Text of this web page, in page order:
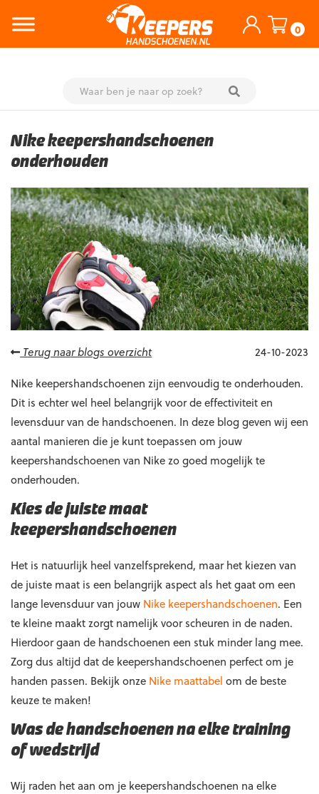
0
content
Nike keepershandschoenen
onderhouden
Terug naar blogs overzicht
24-10-2023
Nike keepershandschoenen zijn eenvoudig te onderhouden.
Dit is echter wel heel belangrijk voor de effectiviteit en
levensduur van de handschoenen. In deze blog geven wij een
aantal manieren die je kunt toepassen om jouw
keepershandschoenen van Nike zo goed mogelijk te
onderhouden.
Kies de juiste maat
keepershandschoenen
Het is natuurlijk heel vanzelfsprekend, maar het kiezen van
de juiste maat is een belangrijk aspect als het gaat om een
lange levensduur van jouw Nike keepershandschoenen. Een
te kleine maakt zorgt namelijk voor scheuren in de naden.
Hierdoor gaan de handschoenen een stuk minder lang mee.
Zorg dus altijd dat de keepershandschoenen perfect om je
handen passen. Bekijk onze Nike maattabel om de beste
keuze te maken!
Was de handschoenen na elke training
of wedstrijd
Wij raden het aan om je keepershandschoenen na elke